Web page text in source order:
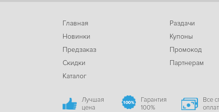
Главная
Новинки
Предзаказ
Скидки
Каталог
Раздачи
Купоны
Промокод
Партнерам
Лучшая
цена
Гарантия
100%
Все